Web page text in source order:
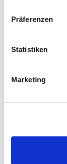
Präferenzen
Statistiken
Marketing